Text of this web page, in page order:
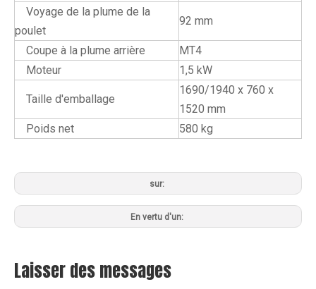
Voyage de la plume de la
poulet
92 mm
Coupe à la plume arrière
MT4
Moteur
1,5 kW
Taille d'emballage
1690/1940 x 760 x
1520 mm
Poids net
580 kg
sur:
En vertu d'un:
Laisser des messages